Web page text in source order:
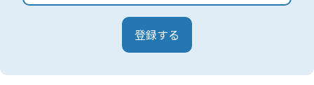
登録する